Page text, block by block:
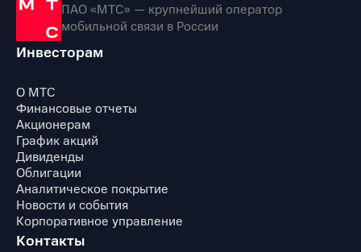
ПАО «МТС» — крупнейший оператор
мобильной связи в России
Инвесторам
О МТС
Финансовые отчеты
Акционерам
График акций
Дивиденды
Облигации
Аналитическое покрытие
Новости и события
Корпоративное управление
Контакты